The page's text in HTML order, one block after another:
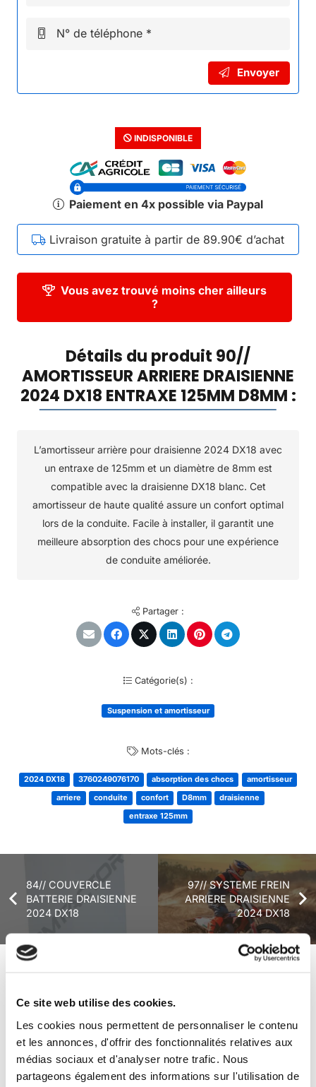
Ce site web utilise des cookies.
Les cookies nous permettent de personnaliser le contenu
et les annonces, d'offrir des fonctionnalités relatives aux
médias sociaux et d'analyser notre trafic. Nous
partageons également des informations sur l'utilisation de
N° de téléphone *
Envoyer
INDISPONIBLE
Paiement en 4x possible via Paypal
Livraison gratuite à partir de 89.90€ d’achat
Vous avez trouvé moins cher ailleurs
?
Détails du produit 90//
AMORTISSEUR ARRIERE DRAISIENNE
2024 DX18 ENTRAXE 125MM D8MM :
L’amortisseur arrière pour draisienne 2024 DX18 avec
un entraxe de 125mm et un diamètre de 8mm est
compatible avec la draisienne DX18 blanc. Cet
amortisseur de haute qualité assure un confort optimal
lors de la conduite. Facile à installer, il garantit une
meilleure absorption des chocs pour une expérience
de conduite améliorée.
Partager :
Catégorie(s) :
Suspension et amortisseur
Mots-clés :
2024 DX18 3760249076170 absorption des chocs
amortisseur
arriere
conduite confort D8mm
draisienne
entraxe 125mm
84// COUVERCLE
BATTERIE DRAISIENNE
2024 DX18
97// SYSTEME FREIN
ARRIERE DRAISIENNE
2024 DX18
Véhicules complets